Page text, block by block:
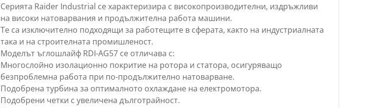
Серията Raider Industrial се характеризира с високопроизводителни, издръжливи
на високи натоварвания и продължителна работа машини.
Те са изключително подходящи за работещите в сферата, както на индустриалната
така и на строителната промишленост.
Моделът ъглошлайф RDI-AG57 се отличава с:
Многослойно изолационно покритие на ротора и статора, осигуряващо
безпроблемна работа при по-продължително натоварване.
Подобрена турбина за оптималното охлаждане на електромотора.
Подобрени четки с увеличена дълготрайност.